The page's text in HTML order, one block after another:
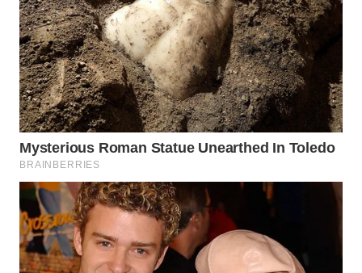
SULUT
WN
MALUKU
WN
MALUT
WN
DAIRI
WN
DANAU
TOBA